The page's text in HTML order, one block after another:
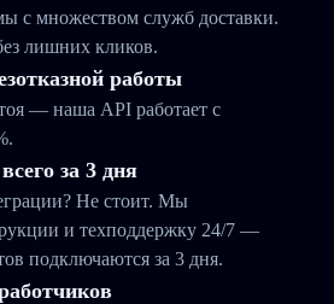
с множеством служб доставки.
лишних кликов.
работы
— наша API работает с
за 3 дня
Не стоит. Мы
и техподдержку 24/7 —
подключаются за 3 дня.